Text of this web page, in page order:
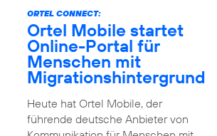
ORTEL CONNECT:
Ortel Mobile startet
Online-Portal für
Menschen mit
Migrationshintergrund
Heute hat Ortel Mobile, der
führende deutsche Anbieter von